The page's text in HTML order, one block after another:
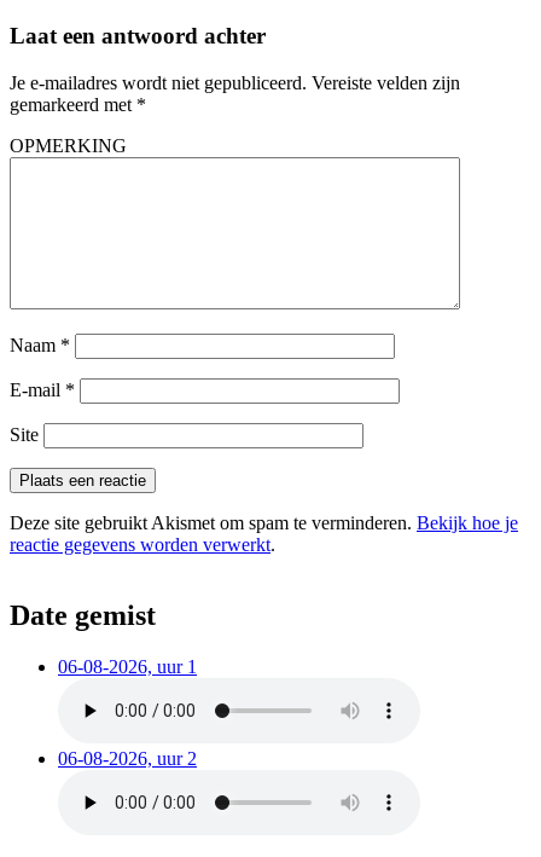
Laat een antwoord achter
Je e-mailadres wordt niet gepubliceerd. Vereiste velden zijn
gemarkeerd met *
OPMERKING
Naam *
E-mail *
Site
Deze site gebruikt Akismet om spam te verminderen. Bekijk hoe je
reactie gegevens worden verwerkt.
Date gemist
06-08-2026, uur 1
06-08-2026, uur 2